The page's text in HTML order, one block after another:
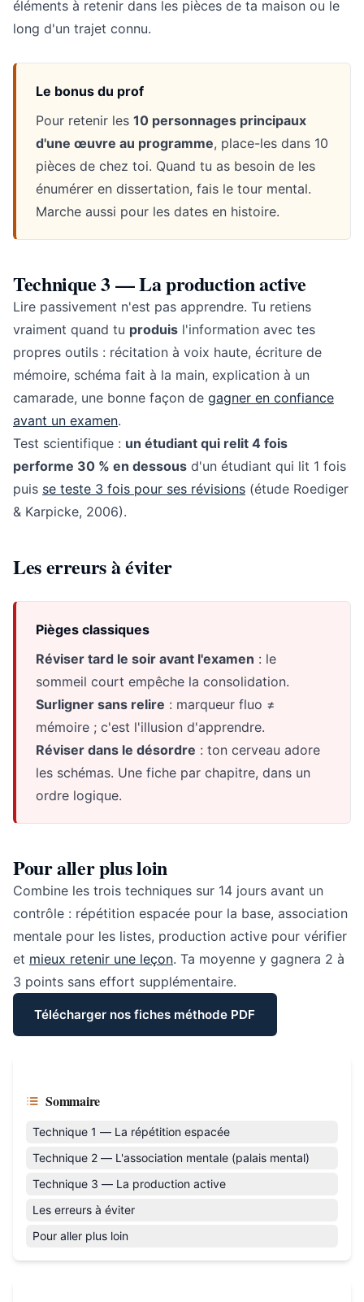
éléments à retenir dans les pièces de ta maison ou le
long d'un trajet connu.
Le bonus du prof
Pour retenir les 10 personnages principaux
d'une œuvre au programme, place-les dans 10
pièces de chez toi. Quand tu as besoin de les
énumérer en dissertation, fais le tour mental.
Marche aussi pour les dates en histoire.
Technique 3 — La production active
Lire passivement n'est pas apprendre. Tu retiens
vraiment quand tu produis l'information avec tes
propres outils : récitation à voix haute, écriture de
mémoire, schéma fait à la main, explication à un
camarade, une bonne façon de gagner en confiance
avant un examen.
Test scientifique : un étudiant qui relit 4 fois
performe 30 % en dessous d'un étudiant qui lit 1 fois
puis se teste 3 fois pour ses révisions (étude Roediger
& Karpicke, 2006).
Les erreurs à éviter
Pièges classiques
Réviser tard le soir avant l'examen : le
sommeil court empêche la consolidation.
Surligner sans relire : marqueur fluo ≠
mémoire ; c'est l'illusion d'apprendre.
Réviser dans le désordre : ton cerveau adore
les schémas. Une fiche par chapitre, dans un
ordre logique.
Pour aller plus loin
Combine les trois techniques sur 14 jours avant un
contrôle : répétition espacée pour la base, association
mentale pour les listes, production active pour vérifier
et mieux retenir une leçon. Ta moyenne y gagnera 2 à
3 points sans effort supplémentaire.
Télécharger nos fiches méthode PDF
Sommaire
Technique 1 — La répétition espacée
Technique 2 — L'association mentale (palais mental)
Technique 3 — La production active
Les erreurs à éviter
Pour aller plus loin